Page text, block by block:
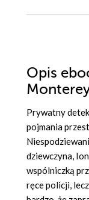
Opis
Prywatny
pojmania
dziewczyna,
wspólniczką
ręce policji,